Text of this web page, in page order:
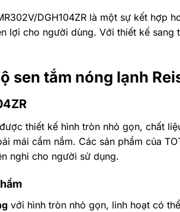
DGH104ZR là một sự kết hợp
lợi cho người dùng. Với thiết kế
sen tắm nóng lạnh
được thiết kế hình tròn nhỏ gọn, chất
mái cầm nắm. Các sản phẩm của
nghi cho người sử dụng.
với hình tròn nhỏ gọn, linh hoạt có